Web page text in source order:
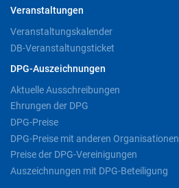
Veranstaltungen
Veranstaltungskalender
DB-Veranstaltungsticket
DPG-Auszeichnungen
Aktuelle Ausschreibungen
Ehrungen der DPG
DPG-Preise
DPG-Preise mit anderen Organisationen
Preise der DPG-Vereinigungen
Auszeichnungen mit DPG-Beteiligung